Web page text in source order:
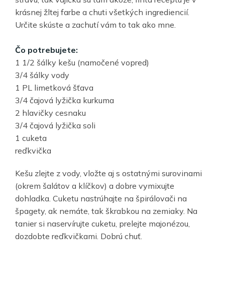
krásnej žltej farbe a chuti všetkých ingrediencií.
Určite skúste a zachutí vám to tak ako mne.
Čo potrebujete:
1 1/2 šálky kešu (namočené vopred)
3/4 šálky vody
1 PL limetková šťava
3/4 čajová lyžička kurkuma
2 hlavičky cesnaku
3/4 čajová lyžička soli
1 cuketa
reďkvička
Kešu zlejte z vody, vložte aj s ostatnými surovinami
(okrem šalátov a klíčkov) a dobre vymixujte
dohladka. Cuketu nastrúhajte na špirálovači na
špagety, ak nemáte, tak škrabkou na zemiaky. Na
tanier si naservírujte cuketu, prelejte majonézou,
dozdobte reďkvičkami. Dobrú chuť.